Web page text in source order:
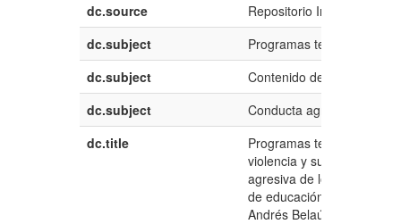
dc.source
Repositorio Institucional -
dc.subject
Programas televisivos
dc.subject
Contenido de violencia
dc.subject
Conducta agresiva
dc.title
Programas televisivos
violencia y su relación
agresiva de los
de educación secundaria
Andrés Belaúnde – 2018